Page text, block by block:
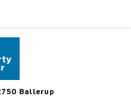
Ballerup